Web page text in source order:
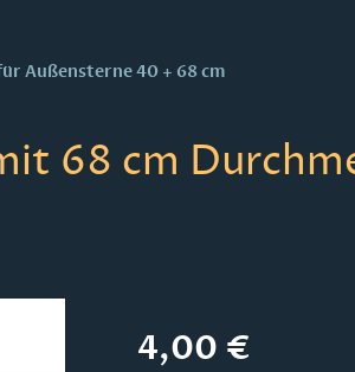
Außensterne 40 + 68 cm
68 cm
Regulärer Preis:
4,00 €